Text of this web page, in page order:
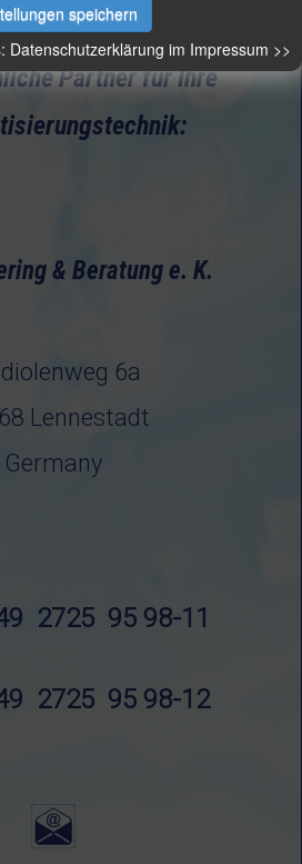
Partner für Ihre
& Beratung e. K.
6a
Lennestadt
Germany
2725 95 98-11
2725 95 98-12
speichern
Datenschutzerklärung im Impressum >>